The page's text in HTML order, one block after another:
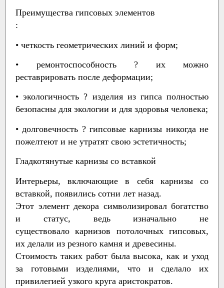
Преимущества гипсовых элементов
:
• четкость геометрических линий и форм;
• ремонтоспособность ? их можно
реставрировать после деформации;
• экологичность ? изделия из гипса полностью
безопасны для экологии и для здоровья человека;
• долговечность ? гипсовые карнизы никогда не
пожелтеют и не утратят свою эстетичность;
Гладкотянутые карнизы со вставкой
Интерьеры, включающие в себя карнизы со
вставкой, появились сотни лет назад.
Этот элемент декора символизировал богатство
и статус, ведь изначально не
существовало карнизов потолочных гипсовых,
их делали из резного камня и древесины.
Стоимость таких работ была высока, как и уход
за готовыми изделиями, что и сделало их
привилегией узкого круга аристократов.